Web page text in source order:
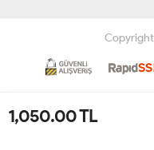
1,050.00TL Geliştir